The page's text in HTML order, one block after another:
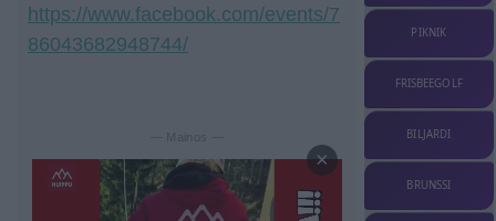
https://www.facebook.com/events/7
86043682948744/
— Mainos —
×
PIKNIK
FRISBEEGOLF
BILJARDI
BRUNSSI